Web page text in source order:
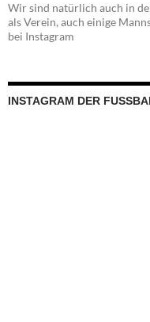
Wir sind natürlich auch in
als Verein, auch einige
bei Instagram
INSTAGRAM DER